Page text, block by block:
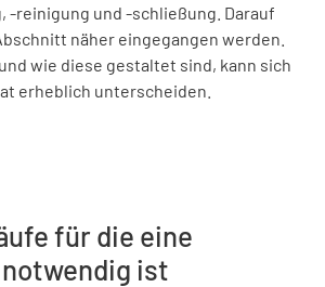
-reinigung und -schließung. Darauf
näher eingegangen werden.
wie diese gestaltet sind, kann sich
erheblich unterscheiden.
für die eine
ist